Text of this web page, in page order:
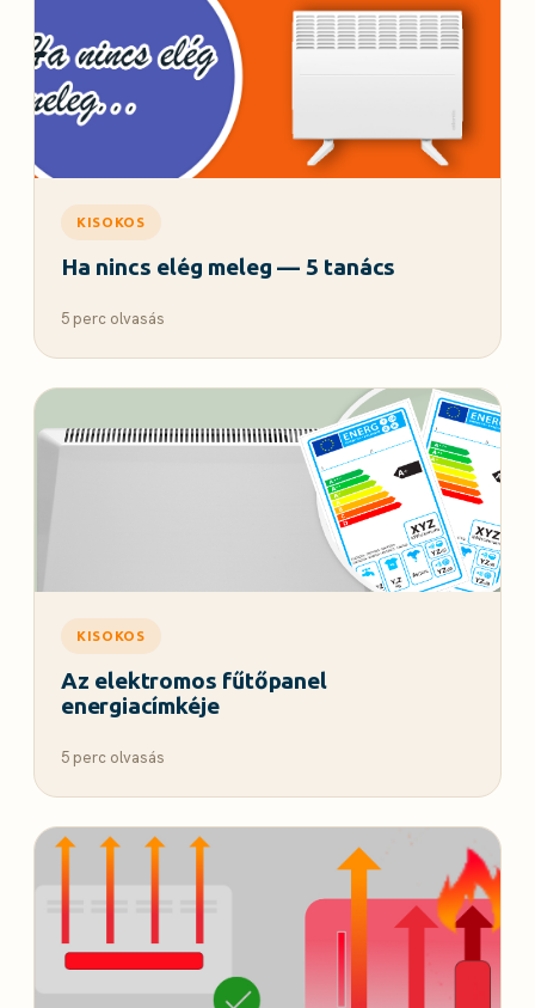
KISOKOS
Ha nincs elég meleg — 5 tanács
5 perc olvasás
KISOKOS
Az elektromos fűtőpanel
energiacímkéje
5 perc olvasás